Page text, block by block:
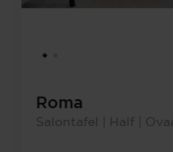
Roma
Salontafel | Half |